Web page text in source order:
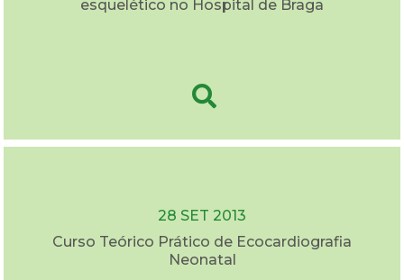
esquelético no Hospital de Braga
28 SET 2013
Curso Teórico Prático de Ecocardiografia
Neonatal